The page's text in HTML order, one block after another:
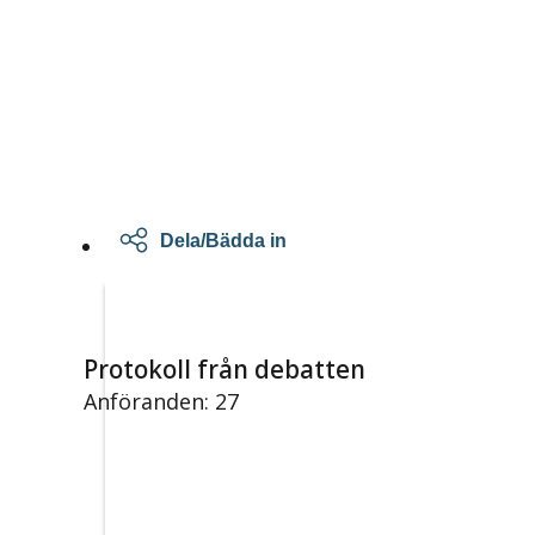
Dela/Bädda in
Protokoll från debatten
Anföranden: 27